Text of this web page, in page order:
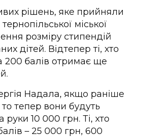
рішень, яке прийняли
тернопільської міської
розміру стипендій
дітей. Відтепер ті, хто
200 балів отримає ще
Надала, якщо раніше
тепер вони будуть
10 000 грн. Ті, хто
– 25 000 грн, 600